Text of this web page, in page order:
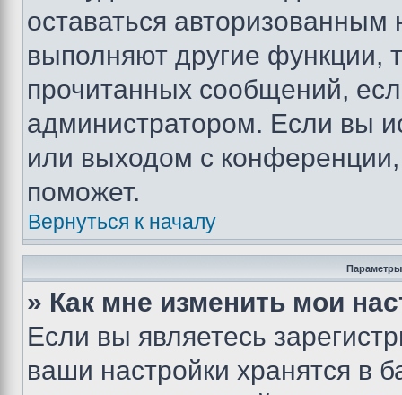
оставаться
выполняют другие функции,
прочитанных сообщений,
администратором. Если вы
или выходом с
поможет.
Вернуться к началу
Параметры
» Как мне изменить мои
Если вы являетесь
ваши настройки хранятся в